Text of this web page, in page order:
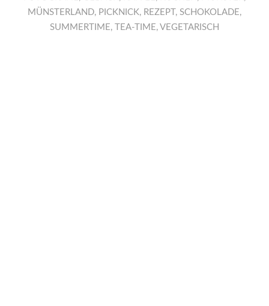
MÜNSTERLAND, PICKNICK, REZEPT, SCHOKOLADE,
SUMMERTIME, TEA-TIME, VEGETARISCH